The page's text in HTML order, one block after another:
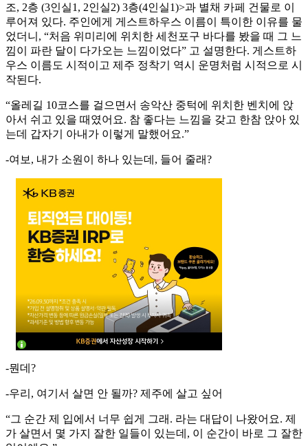
조, 2층 (3인실1, 2인실2) 3층(4인실1)>과 별채 카페 건물로 이
루어져 있다. 주인에게 게스트하우스 이름이 특이한 이유를 물
었더니, “처음 위미리에 위치한 세천포구 바다를 봤을 때 그 느
낌이 파란 달이 다가오는 느낌이었다” 고 설명한다. 게스트하
우스 이름도 시적이고 제주 정착기 역시 운명처럼 시적으로 시
작된다.
“올레길 10코스를 걸으면서 송악산 중턱에 위치한 벤치에 앉
아서 쉬고 있을 때였어요. 참 좋다는 느낌을 갖고 한참 앉아 있
는데 갑자기 아내가 이렇게 말했어요.”
-여보, 내가 소원이 하나 있는데, 들어 줄래?
-뭔데?
-우리, 여기서 살면 안 될까? 제주에 살고 싶어
“그 순간 제 입에서 너무 쉽게 그래. 라는 대답이 나왔어요. 제
가 살면서 몇 가지 잘한 일들이 있는데, 이 순간이 바로 그 잘한